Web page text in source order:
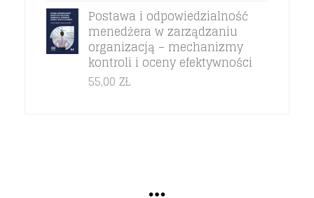
Postawa i odpowiedzialność
menedżera w zarządzaniu
organizacją – mechanizmy
kontroli i oceny efektywności
55,00 ZŁ